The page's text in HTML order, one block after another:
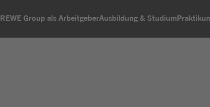
REWE Group als ArbeitgeberAusbildung & Studium